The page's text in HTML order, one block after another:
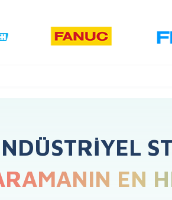
EN